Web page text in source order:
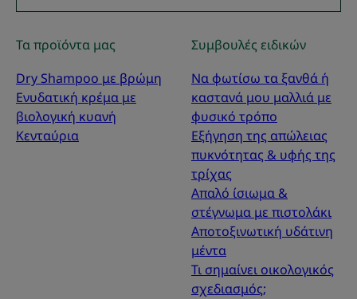
Τα προϊόντα μας
Dry Shampoo με βρώμη
Ενυδατική κρέμα με
βιολογική κυανή
Κενταύρια
Συμβουλές ειδικών
Να φωτίσω τα ξανθά ή
καστανά μου μαλλιά με
φυσικό τρόπο
Εξήγηση της απώλειας
πυκνότητας & υφής της
τρίχας
Απαλό ίσιωμα &
στέγνωμα με πιστολάκι
Αποτοξινωτική υδάτινη
μέντα
Τι σημαίνει οικολογικός
σχεδιασμός;